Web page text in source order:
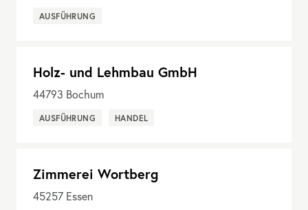
AUSFÜHRUNG
Holz- und Lehmbau GmbH
44793 Bochum
AUSFÜHRUNG HANDEL
Zimmerei Wortberg
45257 Essen